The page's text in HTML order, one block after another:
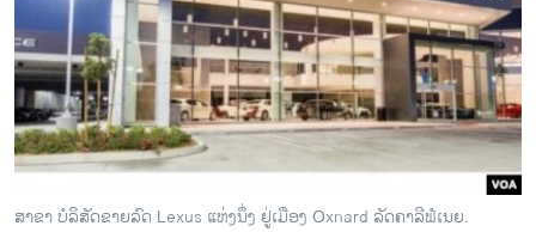
ຊີວິດຊາວລາວ
ຊຸມຊົນຊາວລາວ
ວິທະຍາສາດ-ເທັກໂນໂລຈີ
ທຸລະກິດ
ສາຂາ ບໍລິສັດຂາຍລົດ Lexus ແຫ່ງນຶ່ງ ຢູ່ເມືອງ Oxnard ລັດຄາລີຟໍເນຍ.